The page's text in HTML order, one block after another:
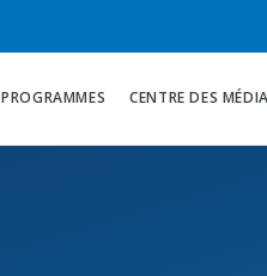
PROGRAMMES CENTRE DES